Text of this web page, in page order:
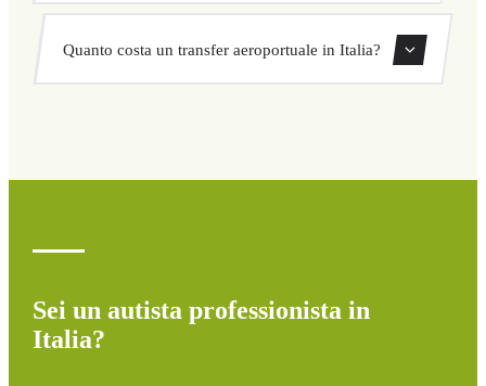
destinazioni turistiche di Italia, con servizio porta a porta.
Quanto costa un transfer aeroportuale in Italia?
Sei un autista professionista in
Italia?